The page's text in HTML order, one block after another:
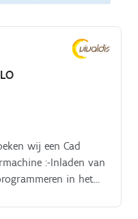
wij een Cad
:-Inladen van
in het
en afvoeren van